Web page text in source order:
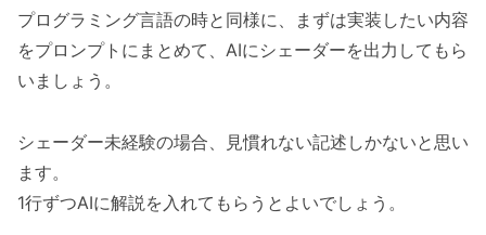
プログラミング言語の時と同様に、まずは実装したい内容
をプロンプトにまとめて、AIにシェーダーを出力してもら
いましょう。
シェーダー未経験の場合、見慣れない記述しかないと思い
ます。
1行ずつAIに解説を入れてもらうとよいでしょう。